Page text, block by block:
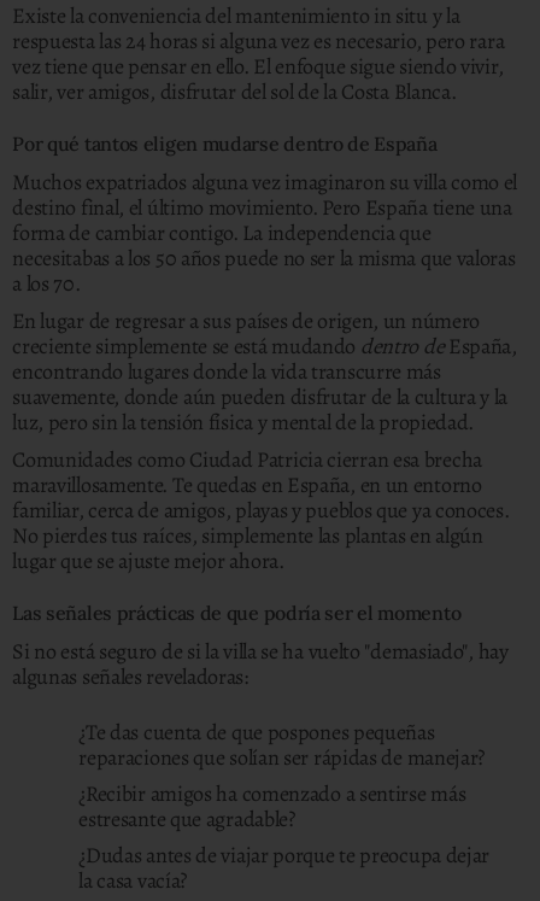
Existe la conveniencia del mantenimiento in situ y la
respuesta las 24 horas si alguna vez es necesario, pero rara
vez tiene que pensar en ello. El enfoque sigue siendo vivir,
salir, ver amigos, disfrutar del sol de la Costa Blanca.
Por qué tantos eligen mudarse dentro de España
Muchos expatriados alguna vez imaginaron su villa como el
destino final, el último movimiento. Pero España tiene una
forma de cambiar contigo. La independencia que
necesitabas a los 50 años puede no ser la misma que valoras
a los 70.
En lugar de regresar a sus países de origen, un número
creciente simplemente se está mudando dentro deEspaña,
encontrando lugares donde la vida transcurre más
suavemente, donde aún pueden disfrutar de la cultura y la
luz, pero sin la tensión física y mental de la propiedad.
Comunidades como Ciudad Patricia cierran esa brecha
maravillosamente. Te quedas en España, en un entorno
familiar, cerca de amigos, playas y pueblos que ya conoces.
No pierdes tus raíces, simplemente las plantas en algún
lugar que se ajuste mejor ahora.
Las señales prácticas de que podría ser el momento
Si no está seguro de si la villa se ha vuelto "demasiado", hay
algunas señales reveladoras:
¿Te das cuenta de que pospones pequeñas
reparaciones que solían ser rápidas de manejar?
¿Recibir amigos ha comenzado a sentirse más
estresante que agradable?
¿Dudas antes de viajar porque te preocupa dejar
la casa vacía?